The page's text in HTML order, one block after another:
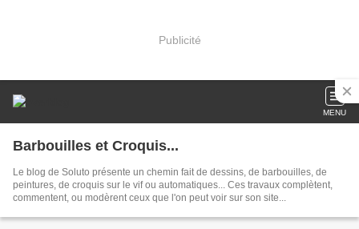
Publicité
MENU
Barbouilles et Croquis...
Le blog de Soluto présente un chemin fait de dessins, de barbouilles, de
peintures, de croquis sur le vif ou automatiques... Ces travaux complètent,
commentent, ou modèrent ceux que l'on peut voir sur son site...